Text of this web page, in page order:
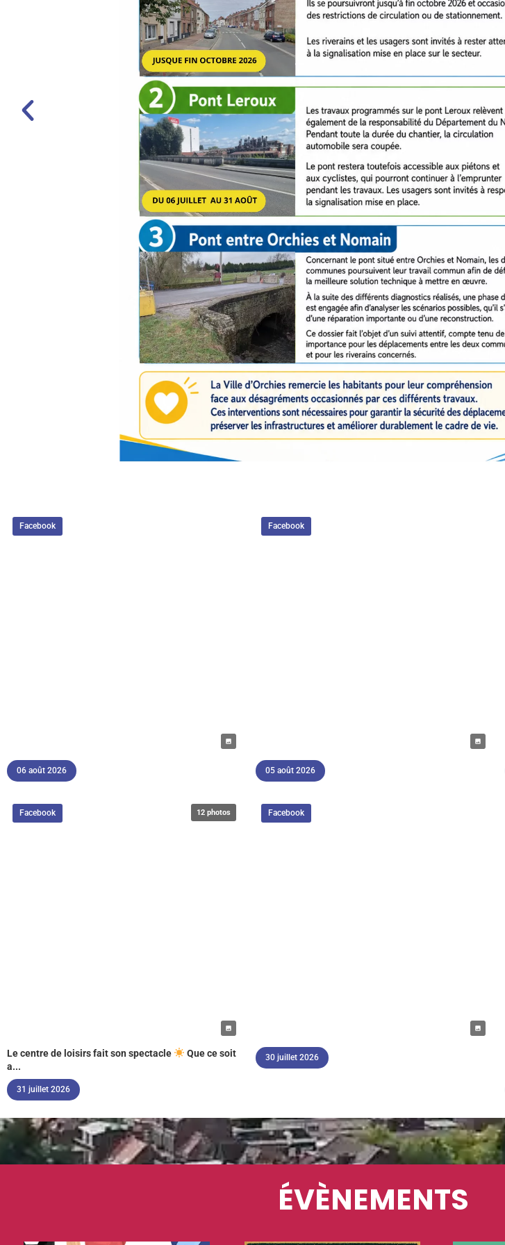
Facebook
06 août 2026
Facebook
05 août 2026
Facebook 12 photos
Le centre de loisirs fait son spectacle
Que ce soit
a...
31 juillet 2026
Facebook
30 juillet 2026
ÉVÈNEMENTS